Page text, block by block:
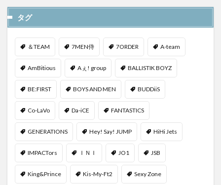
タグ
＆TEAM 7MEN侍 7ORDER A-team
AmBitious Aぇ! group BALLISTIK BOYZ
BE:FIRST BOYS AND MEN BUDDiiS
Co-LaVo Da-iCE FANTASTICS
GENERATIONS Hey! Say! JUMP HiHi Jets
IMPACTors ＩＮＩ JO1 JSB
King&Prince Kis-My-Ft2 Sexy Zone